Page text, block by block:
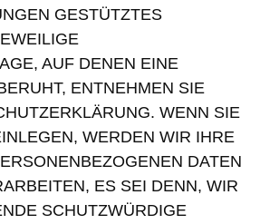
GESTÜTZTES
AUF DENEN EINE
ENTNEHMEN SIE
WENN SIE
WERDEN WIR IHRE
DATEN
ES SEI DENN, WIR
SCHUTZWÜRDIGE